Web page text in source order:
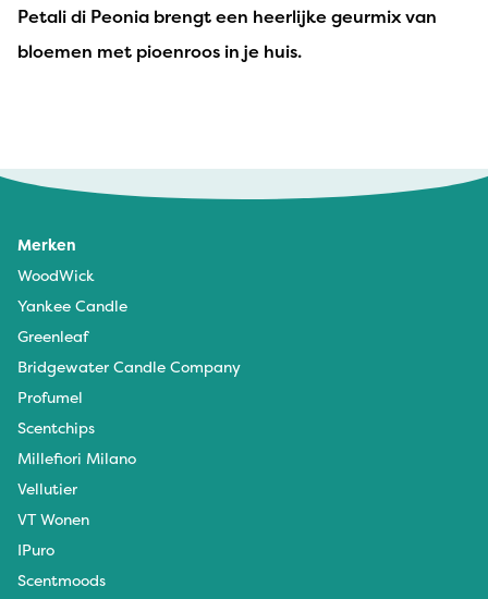
Petali di Peonia brengt een heerlijke geurmix van
bloemen met pioenroos in je huis.
Ruikt goed en grote zakjes
Merken
WoodWick
Yankee Candle
Greenleaf
Bridgewater Candle Company
Profumel
Scentchips
Millefiori Milano
Vellutier
VT Wonen
IPuro
Scentmoods